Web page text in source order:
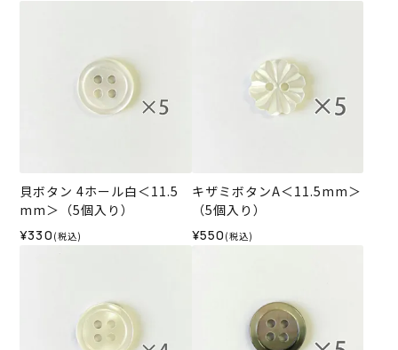
貝ボタン 4ホール白＜11.5
mm＞（5個入り）
¥330 (税込)
キザミボタンA＜11.5mm＞
（5個入り）
¥550 (税込)